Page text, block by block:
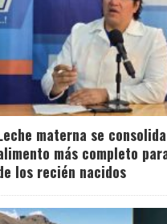
materna se
más completo
los recién nacidos